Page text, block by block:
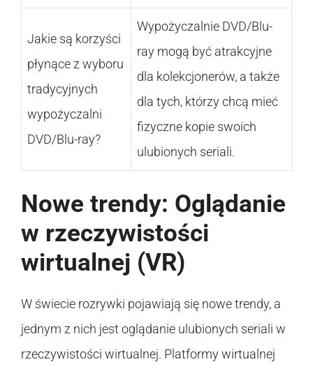
Jakie są korzyści
płynące z wyboru
tradycyjnych
wypożyczalni
DVD/Blu-ray?
Wypożyczalnie DVD/Blu-
ray mogą być atrakcyjne
dla kolekcjonerów, a także
dla tych, którzy chcą mieć
fizyczne kopie swoich
ulubionych seriali.
Nowe trendy: Oglądanie
w rzeczywistości
wirtualnej (VR)
W świecie rozrywki pojawiają się nowe trendy, a
jednym z nich jest oglądanie ulubionych seriali w
rzeczywistości wirtualnej. Platformy wirtualnej